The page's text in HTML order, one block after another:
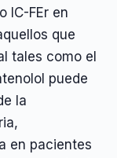
IC-FEr en
que
tales como el
puede
la
en pacientes